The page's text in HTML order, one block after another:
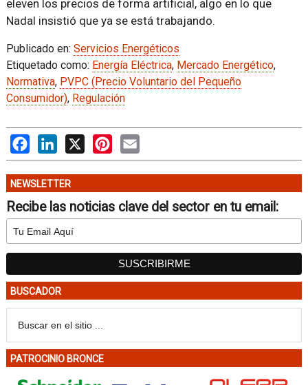
eleven los precios de forma artificial, algo en lo que
Nadal insistió que ya se está trabajando.
Publicado en: Servicios Energéticos
Etiquetado como: Energía Eléctrica, Mercado Energético,
Normativa, PVPC (Precio Voluntario del Pequeño
Consumidor), Regulación
FacebookLinkedIn
X PinterestEmail
NEWSLETTER
Recibe las noticias clave del sector en tu email:
BUSCADOR
PATROCINIO BRONCE